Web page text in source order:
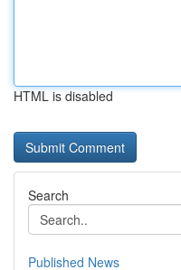
HTML is disabled
Search
Published News